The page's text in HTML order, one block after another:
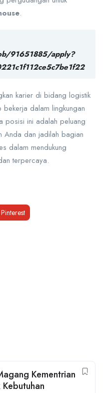
.
91651885/apply?
karier di bidang logistik
dalam lingkungan
posisi ini adalah peluang
Anda dan jadilah bagian
dalam mendukung
terpercaya.
Pinterest
Kementrian